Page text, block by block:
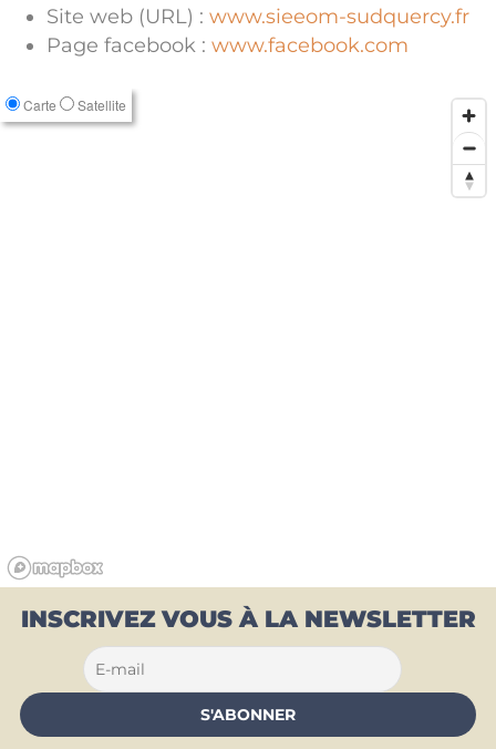
Site web (URL) : www.sieeom-sudquercy.fr
Page facebook : www.facebook.com
Carte Satellite
INSCRIVEZ VOUS À LA NEWSLETTER